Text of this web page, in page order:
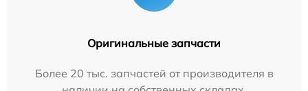
Оригинальные запчасти
Более 20 тыс. запчастей от производителя в